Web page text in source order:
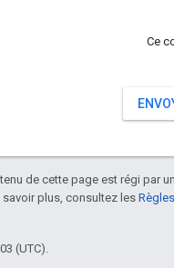
Ce
de cette page est régi par
savoir plus, consultez les
(UTC).